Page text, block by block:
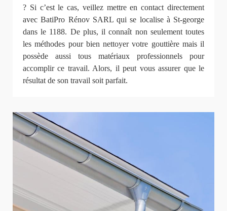
? Si c’est le cas, veillez mettre en contact directement
avec BatiPro Rénov SARL qui se localise à St-george
dans le 1188. De plus, il connaît non seulement toutes
les méthodes pour bien nettoyer votre gouttière mais il
possède aussi tous matériaux professionnels pour
accomplir ce travail. Alors, il peut vous assurer que le
résultat de son travail soit parfait.